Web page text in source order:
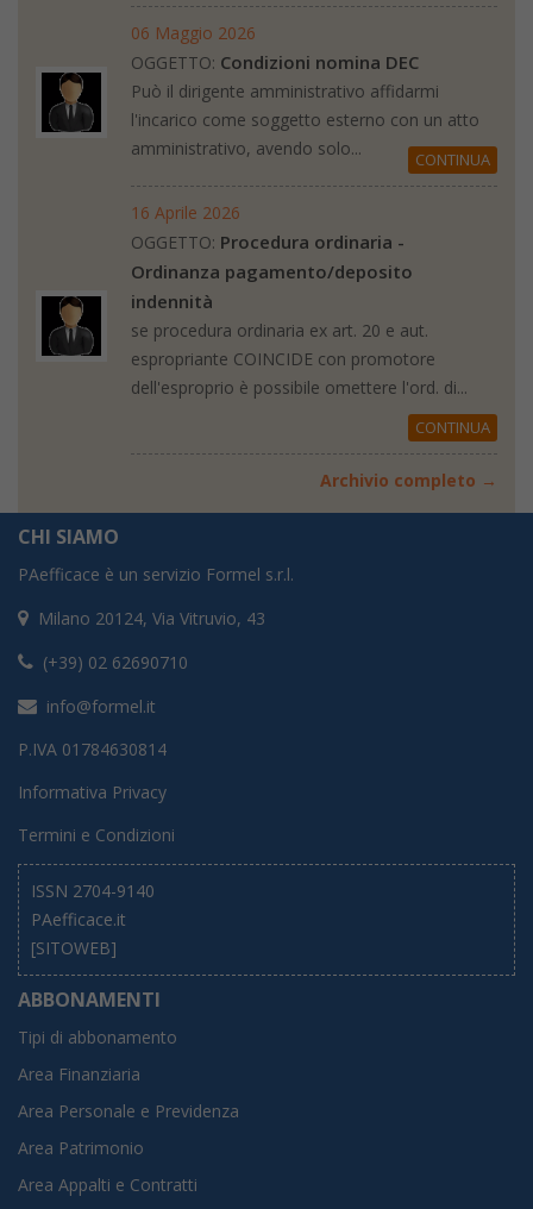
06 Maggio 2026
OGGETTO: Condizioni nomina DEC
Può il dirigente amministrativo affidarmi
l'incarico come soggetto esterno con un atto
amministrativo, avendo solo...
CONTINUA
16 Aprile 2026
OGGETTO: Procedura ordinaria -
Ordinanza pagamento/deposito
indennità
se procedura ordinaria ex art. 20 e aut.
espropriante COINCIDE con promotore
dell'esproprio è possibile omettere l'ord. di...
CONTINUA
Archivio completo →
CHI SIAMO
PAefficace è un servizio Formel s.r.l.
Milano 20124, Via Vitruvio, 43
(+39) 02 62690710
info@formel.it
P.IVA 01784630814
Informativa Privacy
Termini e Condizioni
ISSN 2704-9140
PAefficace.it
[SITOWEB]
ABBONAMENTI
Tipi di abbonamento
Area Finanziaria
Area Personale e Previdenza
Area Patrimonio
Area Appalti e Contratti